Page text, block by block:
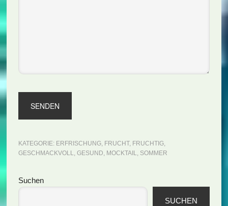
KATEGORIE: ERFRISCHUNG, FRUCHT, FRUCHTIG,
GESCHMACKVOLL, GESUND, MOCKTAIL, SOMMER
Seitenspalte
Suchen
SUCHEN